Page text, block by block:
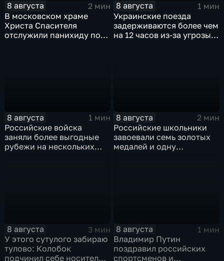
8 августа
2 мин
В московском храме
Христа Спасителя
отслужили панихиду по
8 августа
1 мин
Украинские поезда
задерживаются более чем
на 12 часов из-за угрозы
8 августа
1 мин
Российские войска
заняли более выгодные
рубежи на нескольких
8 августа
2 мин
Российские школьники
завоевали семь золотых
медалей и одну
8 августа
3 мин
У этого сутулого забираю
тулово: Колобок
подчинил себе носителя в
8 августа
1 мин
Владимир Путин
поздравил российских
спортсменов и